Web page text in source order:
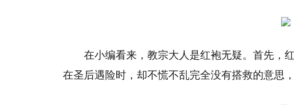
在小编看来，教宗大人是红袍无疑。首先，
在圣后遇险时，却不慌不乱完全没有搭救的意思